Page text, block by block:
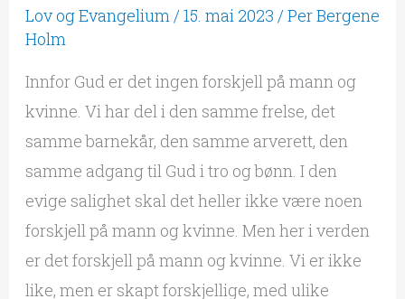
Lov og Evangelium/15. mai 2023 /Per Bergene
Holm
Innfor Gud er det ingen forskjell på mann og
kvinne. Vi har del i den samme frelse, det
samme barnekår, den samme arverett, den
samme adgang til Gud i tro og bønn. I den
evige salighet skal det heller ikke være noen
forskjell på mann og kvinne. Men her i verden
er det forskjell på mann og kvinne. Vi er ikke
like, men er skapt forskjellige, med ulike